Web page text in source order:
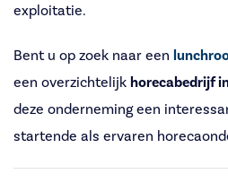
exploitatie.
Bent u op zoek naar een
een overzichtelijk horecabedrijf
deze onderneming een
startende als ervaren